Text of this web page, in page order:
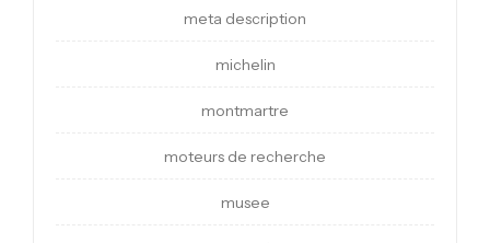
meta description
michelin
montmartre
moteurs de recherche
musee